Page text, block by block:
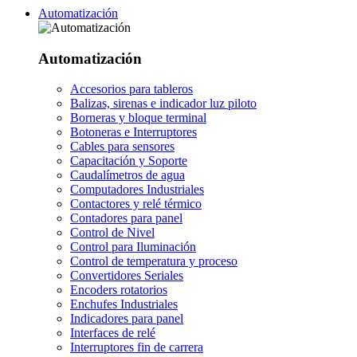
Automatización
Automatización
Accesorios para tableros
Balizas, sirenas e indicador luz piloto
Borneras y bloque terminal
Botoneras e Interruptores
Cables para sensores
Capacitación y Soporte
Caudalímetros de agua
Computadores Industriales
Contactores y relé térmico
Contadores para panel
Control de Nivel
Control para Iluminación
Control de temperatura y proceso
Convertidores Seriales
Encoders rotatorios
Enchufes Industriales
Indicadores para panel
Interfaces de relé
Interruptores fin de carrera